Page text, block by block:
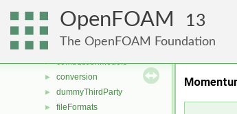
OpenFOAM 13
The OpenFOAM Foundation
applications
atmosphericModels
► combustionModels
► conversion
► dummyThirdParty
► fileFormats